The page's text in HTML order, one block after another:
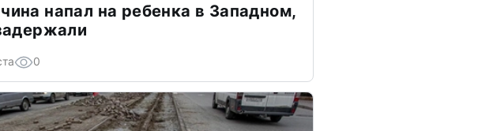
напал на ребенка в Западном,
0